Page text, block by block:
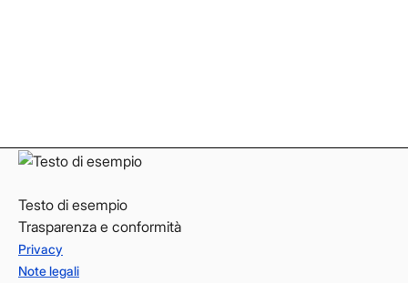
Testo di esempio
Trasparenza e conformità
Privacy
Note legali